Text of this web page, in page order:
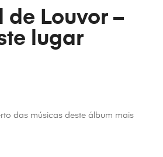
de Louvor –
lugar
das músicas deste álbum mais